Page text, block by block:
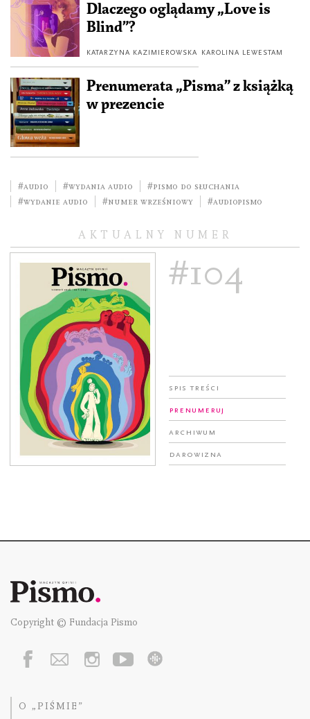
Dlaczego oglądamy „Love is
Blind”?
KATARZYNA KAZIMIEROWSKA KAROLINA LEWESTAM
Prenumerata „Pisma” z książką
w prezencie
#audio #Wydania audio
#pismo do słuchania
#wydanie audio
#numer wrześniowy #audiopismo
AKTUALNY NUMER
#104
Spis treści
Prenumeruj
Archiwum
Darowizna
Copyright © Fundacja Pismo
O „PIŚMIE”